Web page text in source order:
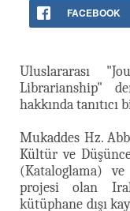
FACEBOOK
Uluslararası
Librarianship"
hakkında tanıtıcı
Mukaddes Hz.
Kültür ve
(Kataloglama)
projesi olan
kütüphane dışı